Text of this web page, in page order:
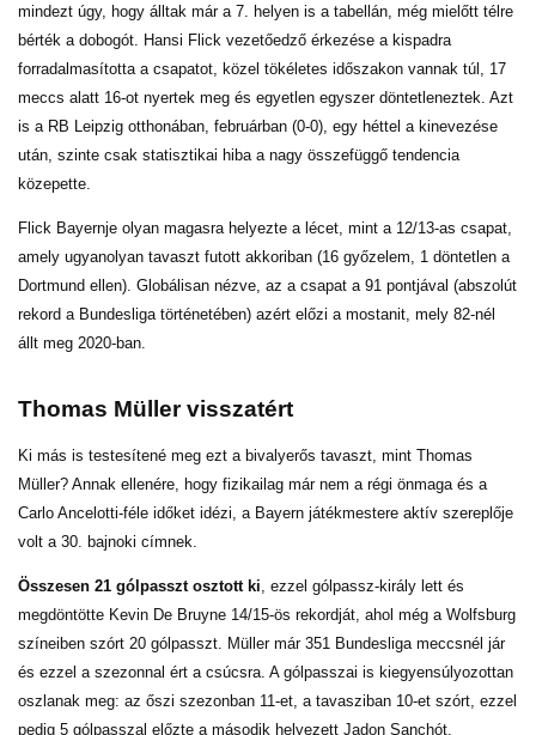
mindezt úgy, hogy álltak már a 7. helyen is a tabellán, még mielőtt télre
bérték a dobogót. Hansi Flick vezetőedző érkezése a kispadra
forradalmasította a csapatot, közel tökéletes időszakon vannak túl, 17
meccs alatt 16-ot nyertek meg és egyetlen egyszer döntetleneztek. Azt
is a RB Leipzig otthonában, februárban (0-0), egy héttel a kinevezése
után, szinte csak statisztikai hiba a nagy összefüggő tendencia
közepette.
Flick Bayernje olyan magasra helyezte a lécet, mint a 12/13-as csapat,
amely ugyanolyan tavaszt futott akkoriban (16 győzelem, 1 döntetlen a
Dortmund ellen). Globálisan nézve, az a csapat a 91 pontjával (abszolút
rekord a Bundesliga történetében) azért előzi a mostanit, mely 82-nél
állt meg 2020-ban.
Thomas Müller visszatért
Ki más is testesítené meg ezt a bivalyerős tavaszt, mint Thomas
Müller? Annak ellenére, hogy fizikailag már nem a régi önmaga és a
Carlo Ancelotti-féle időket idézi, a Bayern játékmestere aktív szereplője
volt a 30. bajnoki címnek.
Összesen 21 gólpasszt osztott ki, ezzel gólpassz-király lett és
megdöntötte Kevin De Bruyne 14/15-ös rekordját, ahol még a Wolfsburg
színeiben szórt 20 gólpasszt. Müller már 351 Bundesliga meccsnél jár
és ezzel a szezonnal ért a csúcsra. A gólpasszai is kiegyensúlyozottan
oszlanak meg: az őszi szezonban 11-et, a tavasziban 10-et szórt, ezzel
pedig 5 gólpasszal előzte a második helyezett Jadon Sanchót.